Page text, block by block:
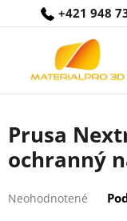
+421 948
Prusa
ochranný
hodnotenie
Neohodnotené